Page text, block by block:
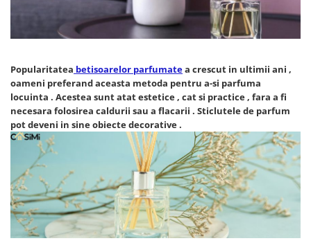
Cearceaf cu elastic
Cearceaf normal
Lenjerii De Pat Creponate
Lenjerii De Pat Bumbac Poplin 2
Persoane
Lenjerii De Pat Bumbac Poplin,
Matlasate, 2 Persoane
Lenjerii De Pat Bumbac Satinat 2
Persoane
Lenjerii De Pat Volanase
Lenjerii De Pat, Finet Premium 3D,
2 Persoane
Lenjerii De Pat Jacquard
Popularitatea betisoarelor parfumatea crescut in ultimii ani ,
oameni preferand aceasta metoda pentru a-si parfuma
locuinta . Acestea sunt atat estetice , cat si practice , fara a fi
necesara folosirea caldurii sau a flacarii . Sticlutele de parfum
pot deveni in sine obiecte decorative .